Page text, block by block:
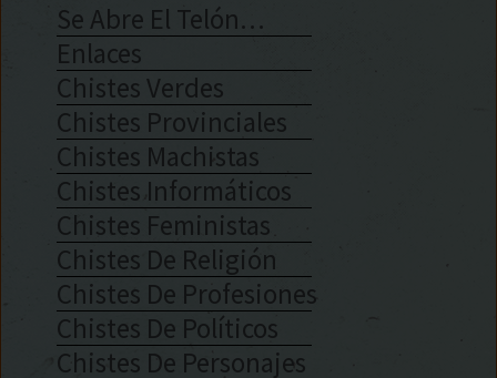
Se Abre El Telón…
Enlaces
Chistes Verdes
Chistes Provinciales
Chistes Machistas
Chistes Informáticos
Chistes Feministas
Chistes De Religión
Chistes De Profesiones
Chistes De Políticos
Chistes De Personajes